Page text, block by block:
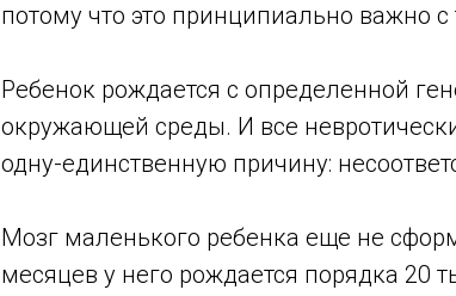
потому что это принципиально важно
Ребенок рождается с определенной
окружающей среды. И все
одну-единственную причину:
Мозг маленького ребенка еще не
месяцев у него рождается порядка 20